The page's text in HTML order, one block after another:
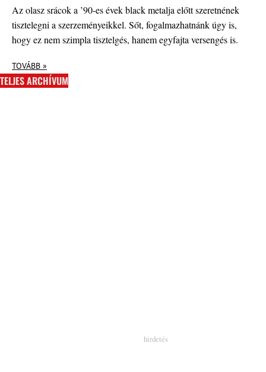
Az olasz srácok a ’90-es évek black metalja előtt szeretnének
tisztelegni a szerzeményeikkel. Sőt, fogalmazhatnánk úgy is,
hogy ez nem szimpla tisztelgés, hanem egyfajta versengés is.
TOVÁBB »
TELJES ARCHÍVUM